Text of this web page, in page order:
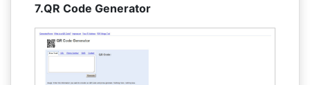
7.QR Code Generator